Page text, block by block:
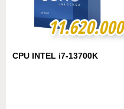
11.620.000
11.620.000
CPU INTEL i7-13700K